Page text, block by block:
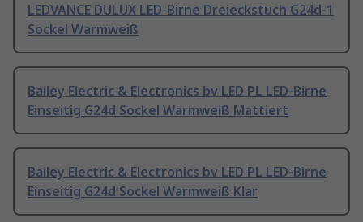
LEDVANCE DULUX LED-Birne Dreieckstuch G24d-1
Sockel Warmweiß
Bailey Electric & Electronics bv LED PL LED-Birne
Einseitig G24d Sockel Warmweiß Mattiert
Bailey Electric & Electronics bv LED PL LED-Birne
Einseitig G24d Sockel Warmweiß Klar